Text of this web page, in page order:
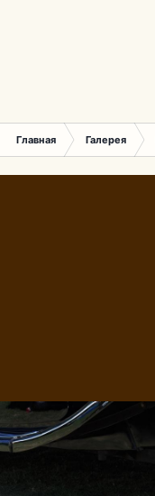
Главная Галерея